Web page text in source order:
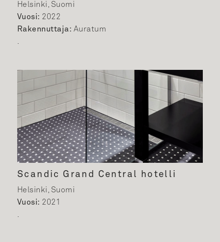
Helsinki, Suomi
Vuosi: 2022
Rakennuttaja: Auratum
Scandic Grand Central hotelli
Helsinki, Suomi
Vuosi: 2021